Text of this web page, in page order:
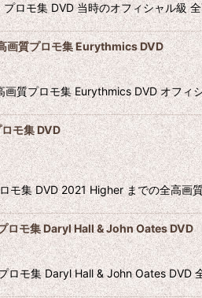
ロモ集 DVD 当時のオフィシャル級
画質プロモ集 Eurythmics DVD
画質プロモ集 Eurythmics DVD オフ
モ集 DVD
モ集 DVD 2021 Higher までの全高
ロモ集 Daryl Hall & John Oates DVD
ロモ集 Daryl Hall & John Oates